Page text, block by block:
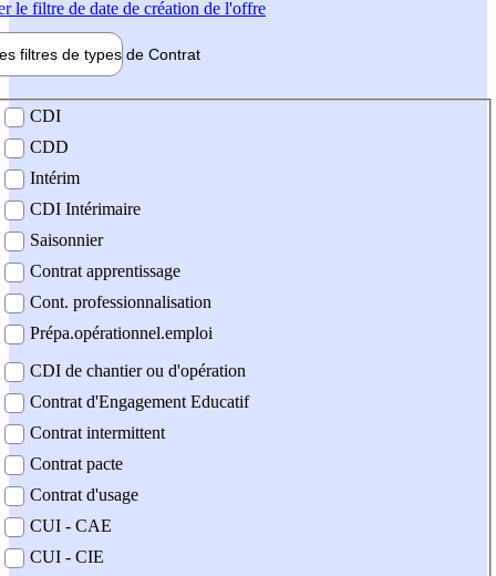
le filtre de date de création de l'offre
filtres de types de Contrat
contrat
CDI
CDD
Intérim
CDI Intérimaire
Saisonnier
Contrat apprentissage
Cont. professionnalisation
Prépa.opérationnel.emploi
CDI de chantier ou d'opération
Contrat d'Engagement Educatif
Contrat intermittent
Contrat pacte
Contrat d'usage
CUI - CAE
CUI - CIE